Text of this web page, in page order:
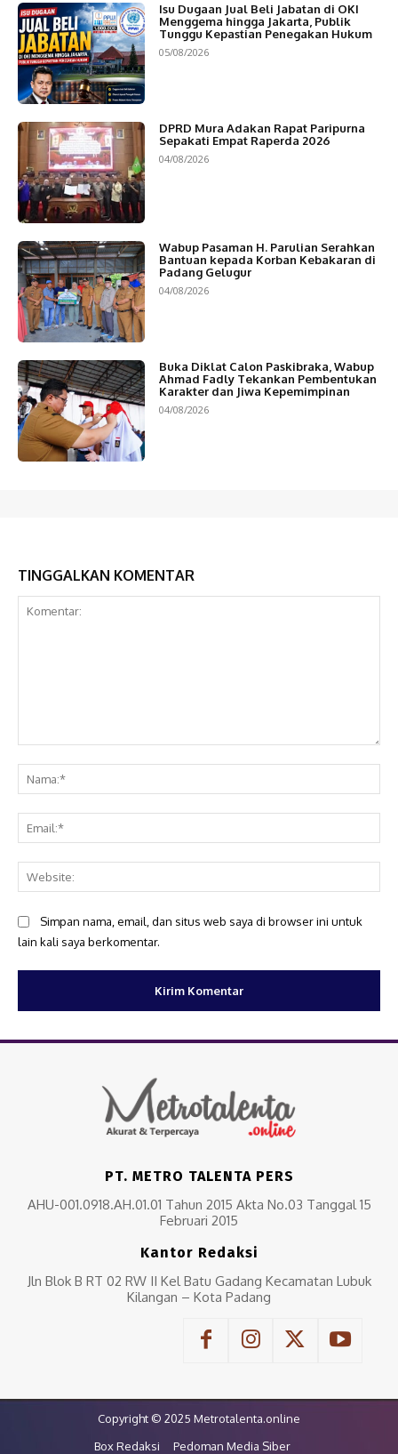
Isu Dugaan Jual Beli Jabatan di OKI
Menggema hingga Jakarta, Publik
Tunggu Kepastian Penegakan Hukum
05/08/2026
DPRD Mura Adakan Rapat Paripurna
Sepakati Empat Raperda 2026
04/08/2026
Wabup Pasaman H. Parulian Serahkan
Bantuan kepada Korban Kebakaran di
Padang Gelugur
04/08/2026
Buka Diklat Calon Paskibraka, Wabup
Ahmad Fadly Tekankan Pembentukan
Karakter dan Jiwa Kepemimpinan
04/08/2026
TINGGALKAN KOMENTAR
Simpan nama, email, dan situs web saya di browser ini untuk
lain kali saya berkomentar.
PT. METRO TALENTA PERS
AHU-001.0918.AH.01.01 Tahun 2015 Akta No.03 Tanggal 15
Februari 2015
Kantor Redaksi
Jln Blok B RT 02 RW II Kel Batu Gadang Kecamatan Lubuk
Kilangan – Kota Padang
Copyright © 2025 Metrotalenta.online
Box Redaksi
Pedoman Media Siber